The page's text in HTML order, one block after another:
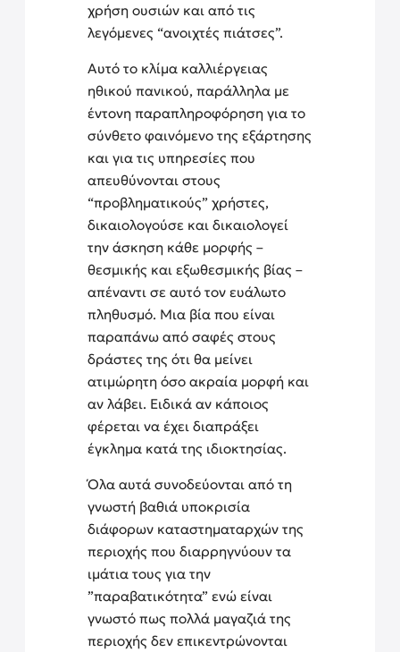
χρήση ουσιών και από τις
λεγόμενες “ανοιχτές πιάτσες”.
Αυτό το κλίμα καλλιέργειας
ηθικού πανικού, παράλληλα με
έντονη παραπληροφόρηση για το
σύνθετο φαινόμενο της εξάρτησης
και για τις υπηρεσίες που
απευθύνονται στους
“προβληματικούς” χρήστες,
δικαιολογούσε και δικαιολογεί
την άσκηση κάθε μορφής –
θεσμικής και εξωθεσμικής βίας –
απέναντι σε αυτό τον ευάλωτο
πληθυσμό. Μια βία που είναι
παραπάνω από σαφές στους
δράστες της ότι θα μείνει
ατιμώρητη όσο ακραία μορφή και
αν λάβει. Ειδικά αν κάποιος
φέρεται να έχει διαπράξει
έγκλημα κατά της ιδιοκτησίας.
Όλα αυτά συνοδεύονται από τη
γνωστή βαθιά υποκρισία
διάφορων καταστηματαρχών της
περιοχής που διαρρηγνύουν τα
ιμάτια τους για την
”παραβατικότητα” ενώ είναι
γνωστό πως πολλά μαγαζιά της
περιοχής δεν επικεντρώνονται